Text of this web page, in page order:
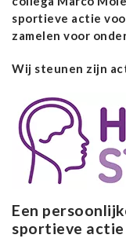
sportieve actie
zamelen voor
Wij steunen zijn
Een
sportieve